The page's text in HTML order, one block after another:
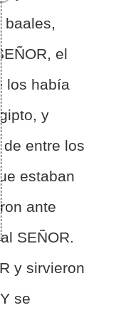
baales,
el
los había
y
de entre los
estaban
ante
SEÑOR.
y sirvieron
Y se